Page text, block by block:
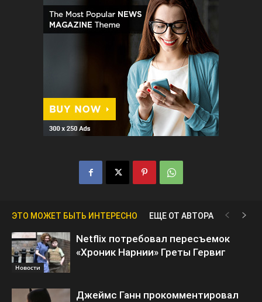
ЭТО МОЖЕТ БЫТЬ ИНТЕРЕСНО ЕЩЕ ОТ АВТОРА
Новости
Netflix потребовал пересъемок
«Хроник Нарнии» Греты Гервиг
Джеймс Ганн прокомментировал